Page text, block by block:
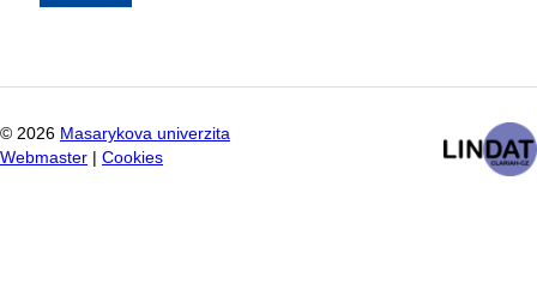
© 2026 Masarykova univerzita
Webmaster
Cookies